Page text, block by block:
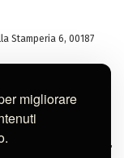
migliorare
Stamperia 6, 00187
alle leggi sul
l'Istituto: